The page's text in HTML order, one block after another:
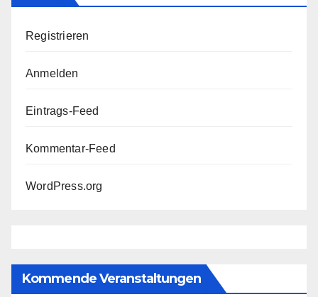
Registrieren
Anmelden
Eintrags-Feed
Kommentar-Feed
WordPress.org
Kommende Veranstaltungen